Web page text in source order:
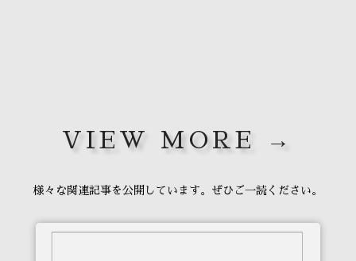
VIEW MORE →
様々な関連記事を公開しています。ぜひご一読ください。